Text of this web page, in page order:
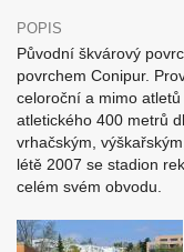
POPIS
Původní škvárový
povrchem Conipur.
celoroční a mimo
atletického 400 metrů
vrhačským,
létě 2007 se stadion
celém svém obvodu.